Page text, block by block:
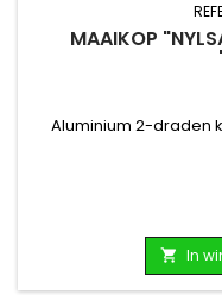
MAAIKOP
Aluminium 2-draden
 In